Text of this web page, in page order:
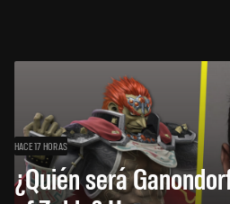
HACE 17 HORAS
¿Quién será